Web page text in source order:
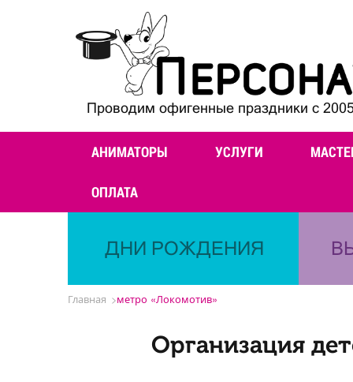
Проводим офигенные праздники с
АНИМАТОРЫ УСЛУГИ
ОПЛАТА
ДНИ РОЖДЕНИЯ
Главная метро «Локомотив»
Организация